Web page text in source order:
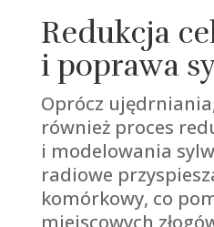
Redukcja
i poprawa
Oprócz
również proces
i modelowania
radiowe
komórkowy, co
miejscowych